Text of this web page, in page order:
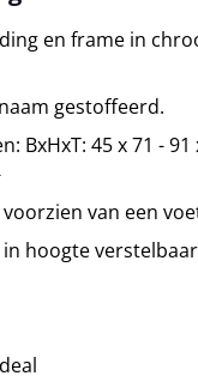
en frame in
gestoffeerd.
BxHxT: 45 x 71 -
van een
hoogte